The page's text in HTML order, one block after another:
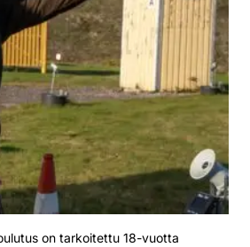
on tarkoitettu 18-vuotta